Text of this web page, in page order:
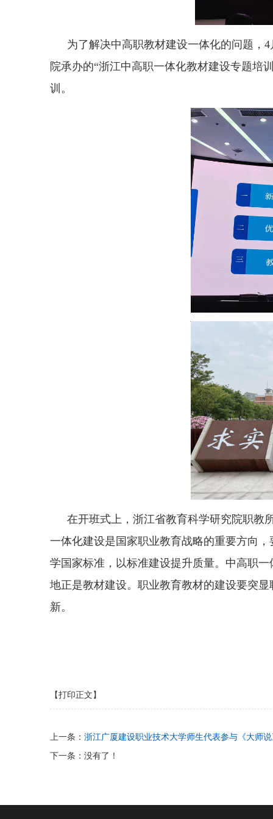
为了解决中高职教材建设一体化的问题，
院承办的“浙江中高职一体化教材建设专题培
训。
在开班式上，浙江省教育科学研究院职教
一体化建设是国家职业教育战略的重要方向
学国家标准，以标准建设提升质量。中高职
地正是教材建设。职业教育教材的建设要突
新。
【打印正文】
上一条： 浙江广厦建设职业技术大学师生代表参与《大师
下一条：没有了！